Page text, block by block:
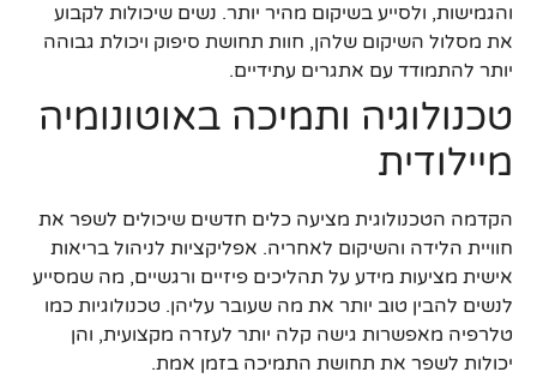
והגמישות, ולסייע בשיקום מהיר יותר. נשים שיכולות לקבוע
את מסלול השיקום שלהן, חוות תחושת סיפוק ויכולת גבוהה
יותר להתמודד עם אתגרים עתידיים.
טכנולוגיה ותמיכה באוטונומיה
מיילודית
הקדמה הטכנולוגית מציעה כלים חדשים שיכולים לשפר את
חוויית הלידה והשיקום לאחריה. אפליקציות לניהול בריאות
אישית מציעות מידע על תהליכים פיזיים ורגשיים, מה שמסייע
לנשים להבין טוב יותר את מה שעובר עליהן. טכנולוגיות כמו
טלרפיה מאפשרות גישה קלה יותר לעזרה מקצועית, והן
יכולות לשפר את תחושת התמיכה בזמן אמת.